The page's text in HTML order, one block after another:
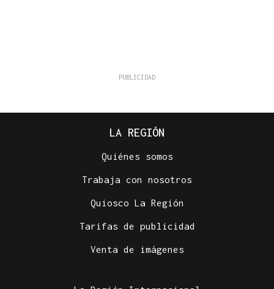
LA REGIÓN
Quiénes somos
Trabaja con nosotros
Quiosco La Región
Tarifas de publicidad
Venta de imágenes